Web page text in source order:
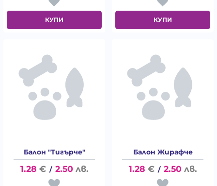
КУПИ КУПИ
Балон "Тигърче"
1.28 € / 2.50 лв.
Балон Жирафче
1.28 € / 2.50 лв.